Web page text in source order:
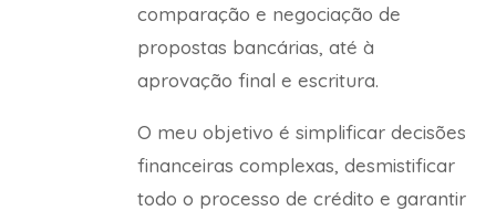
comparação e negociação de
propostas bancárias, até à
aprovação final e escritura.
O meu objetivo é simplificar decisões
financeiras complexas, desmistificar
todo o processo de crédito e garantir